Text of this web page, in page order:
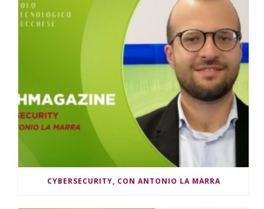
CYBERSECURITY, CON ANTONIO LA MARRA